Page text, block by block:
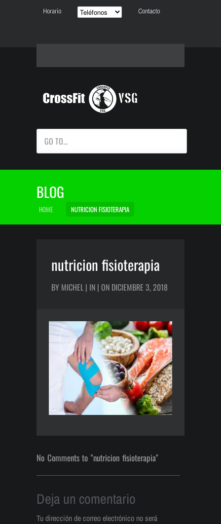
Horario Contacto
GO TO...
BLOG
HOME NUTRICION FISIOTERAPIA
nutricion fisioterapia
BY MICHEL | IN | ON DICIEMBRE 3, 2018
No Comments to "nutricion fisioterapia"
Deja un comentario
Tu dirección de correo electrónico no será